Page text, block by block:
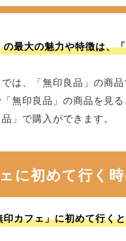
最大の魅力や特徴は、
では、「無印良品」の商
無印良品」の商品を見
」で購入ができます。
に初めて行く
カフェ」に初めて行く